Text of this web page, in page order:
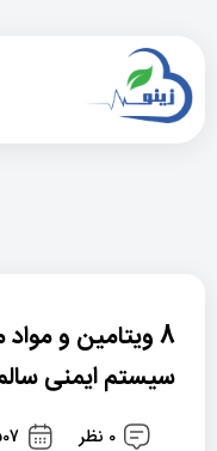
8 ویتامین و
سیستم ایمنی
0 نظر 1507